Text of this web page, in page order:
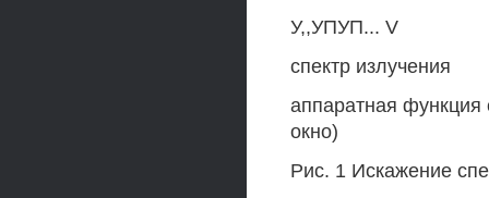
У,,УПУП... V
спектр излучения
аппаратная функция
окно)
Рис. 1 Искажение